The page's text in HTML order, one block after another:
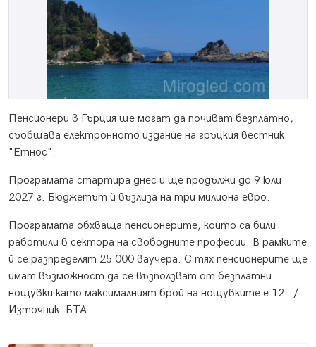
Пенсионери в Гърция ще могат да почиват безплатно,
съобщава електронното издание на гръцкия вестник
"Етнос".
Програмата стартира днес и ще продължи до 9 юли
2027 г. Бюджетът й възлиза на три милиона евро.
Програмата обхваща пенсионерите, които са били
работили в сектора на свободните професии. В рамките
й се разпределят 25 000 ваучера. С тях пенсионерите ще
имат възможност да се възползват от безплатни
нощувки като максималният брой на нощувките е 12. /
Източник: БТА